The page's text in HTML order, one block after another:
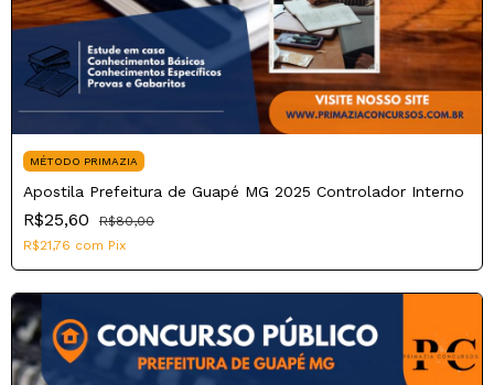
MÉTODO PRIMAZIA
Apostila Prefeitura de Guapé MG 2025 Controlador Interno
R$25,60
R$80,00
R$21,76 com Pix